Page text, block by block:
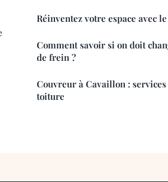
Réinventez votre espace avec
Comment savoir si on doit
de frein ?
Couvreur à Cavaillon :
toiture